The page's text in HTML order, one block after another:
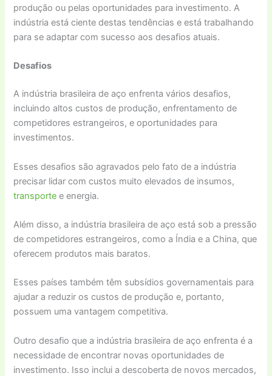
produção ou pelas oportunidades para investimento. A
indústria está ciente destas tendências e está trabalhando
para se adaptar com sucesso aos desafios atuais.
Desafios
A indústria brasileira de aço enfrenta vários desafios,
incluindo altos custos de produção, enfrentamento de
competidores estrangeiros, e oportunidades para
investimentos.
Esses desafios são agravados pelo fato de a indústria
precisar lidar com custos muito elevados de insumos,
transporte e energia.
Além disso, a indústria brasileira de aço está sob a pressão
de competidores estrangeiros, como a Índia e a China, que
oferecem produtos mais baratos.
Esses países também têm subsídios governamentais para
ajudar a reduzir os custos de produção e, portanto,
possuem uma vantagem competitiva.
Outro desafio que a indústria brasileira de aço enfrenta é a
necessidade de encontrar novas oportunidades de
investimento. Isso inclui a descoberta de novos mercados,